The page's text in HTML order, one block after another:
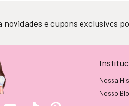
novidades e cupons exclusivos
Nossa
Nosso